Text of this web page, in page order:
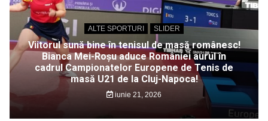
ALTE SPORTURI SLIDER
Viitorul sună bine în tenisul de masă românesc!
Bianca Mei-Roșu aduce României aurul în
cadrul Campionatelor Europene de Tenis de
masă U21 de la Cluj-Napoca!
iunie 21, 2026